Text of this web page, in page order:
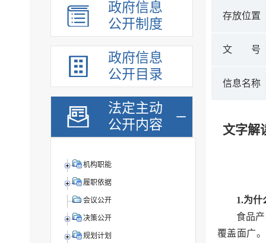
政府信息
公开制度
政府信息
公开目录
法定主动
公开内容
机构职能
履职依据
会议公开
决策公开
规划计划
存放位置
文 号
信息名称
文字解
1.为什
食品
覆盖面广